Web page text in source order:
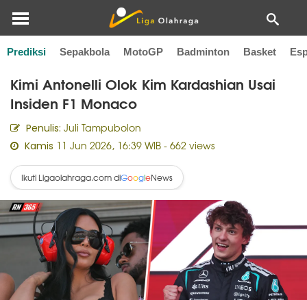
Prediksi Sepakbola MotoGP Badminton Basket
Home F1
Kimi Antonelli Olok Kim Kardashian Usai
Insiden F1 Monaco
Penulis: Juli Tampubolon
Kamis 11 Jun 2026, 16:39 WIB - 662 views
Ikuti Ligaolahraga.com diGoogleNews